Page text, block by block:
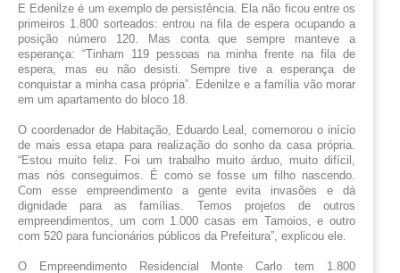
E Edenilze é um exemplo de persistência. Ela não ficou entre os
primeiros 1.800 sorteados: entrou na fila de espera ocupando a
posição número 120. Mas conta que sempre manteve a
esperança: “Tinham 119 pessoas na minha frente na fila de
espera, mas eu não desisti. Sempre tive a esperança de
conquistar a minha casa própria”. Edenilze e a família vão morar
em um apartamento do bloco 18.
O coordenador de Habitação, Eduardo Leal, comemorou o início
de mais essa etapa para realização do sonho da casa própria.
“Estou muito feliz. Foi um trabalho muito árduo, muito difícil,
mas nós conseguimos. É como se fosse um filho nascendo.
Com esse empreendimento a gente evita invasões e dá
dignidade para as famílias. Temos projetos de outros
empreendimentos, um com 1.000 casas em Tamoios, e outro
com 520 para funcionários públicos da Prefeitura”, explicou ele.
O Empreendimento Residencial Monte Carlo tem 1.800